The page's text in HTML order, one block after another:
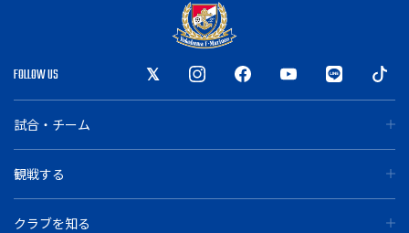
FOLLOW US
試合・チーム
観戦する
クラブを知る